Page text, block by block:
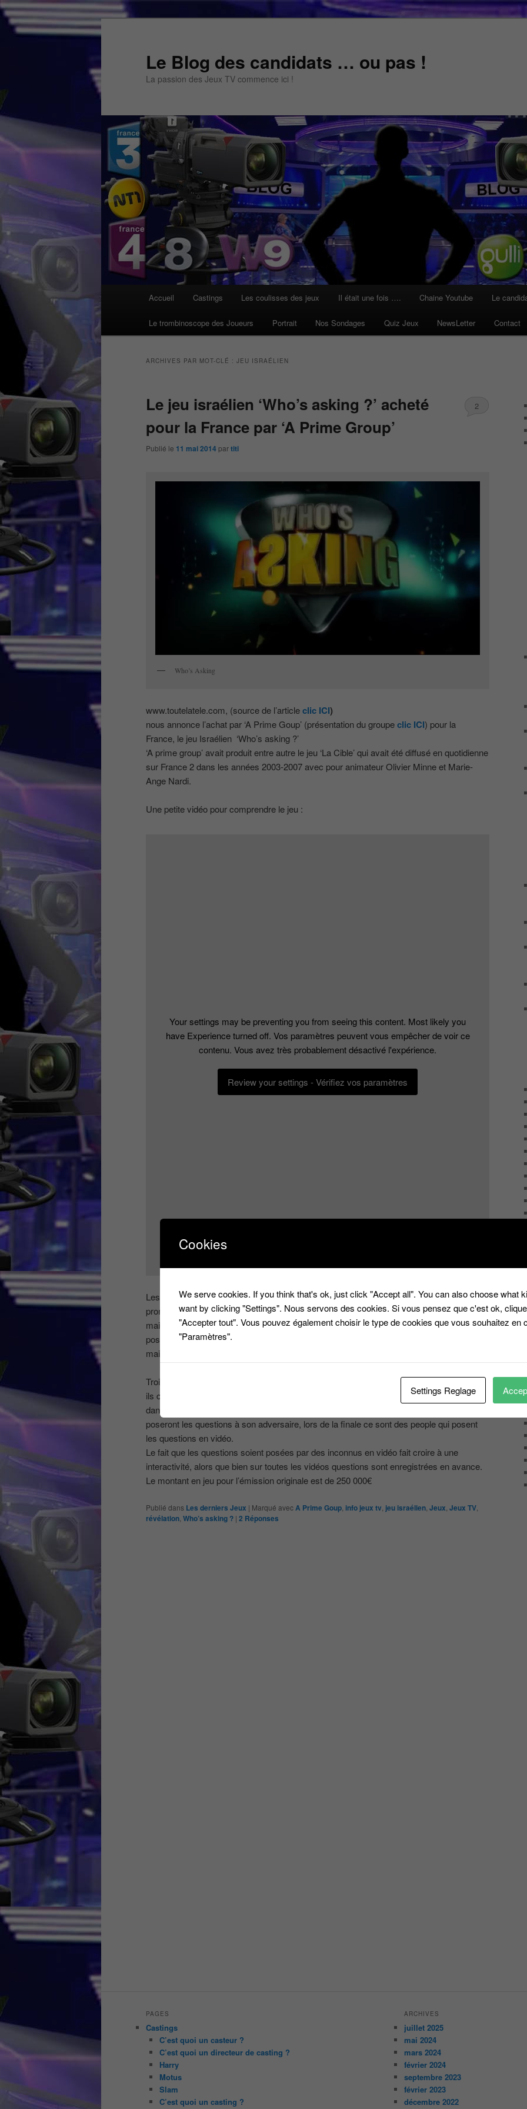
Aller
Aller
Le Blog des candidats … ou pas !
La passion des Jeux TV commence ici !
Accueil Castings Les coulisses des jeux Il était une fois …. Chaine Youtube Le
Le trombinoscope des Joueurs Portrait Nos Sondages Quiz Jeux NewsLetter Contact
ARCHIVES PAR MOT-CLÉ : JEU ISRAÉLIEN
Le jeu israélien ‘Who’s asking ?’ acheté
pour la France par ‘A Prime Group’
Publié le 11 mai 2014 partiti
2
Who’s Asking
www.toutelatele.com, (source de l’articleclic ICI)
nous annonce l’achat par ‘A Prime Goup’ (présentation du groupeclic ICI) pour la
France, le jeu Israélien ‘Who’s asking ?’
‘A prime group’ avait produit entre autre le jeu ‘La Cible’ qui avait été diffusé en quotidienne
sur France 2 dans les années 2003-2007 avec pour animateur Olivier Minne et Marie-
Ange Nardi.
Une petite vidéo pour comprendre le jeu :
Your settings may be preventing you from seeing this content. Most likely you
have Experience turned off. Vos paramètres peuvent vous empêcher de voir ce
contenu. Vous avez très probablement désactivé l'expérience.
Review your settings - Vérifiez vos paramètres
Les questions, ne sont plus posées par l’animateur qui regarde ses fiches ou un
prompteur,
mais par des personnes filmées dans leur vie courante, on peut penser qu’une question
posée par un enfant de 5 ans sera plus facile que celle d’un adulte …
mais pas sûr, attention au piège !
Trois candidats s’affrontent au début,
ils choisissent parmi les visages les personnes qui leur poseront les questions,
dans la deuxième manche, le candidats choisit parmi les visages les personnes qui
poseront les questions à son adversaire, lors de la finale ce sont des people qui posent
les questions en vidéo.
Le fait que les questions soient posées par des inconnus en vidéo fait croire à une
interactivité, alors que bien sur toutes les vidéos questions sont enregistrées en avance.
Le montant en jeu pour l’émission originale est de 250 000€
Publié dans Les derniers Jeux | Marqué avecA Prime Goup info jeux tv jeu israélien Jeux Jeux TV
révélation Who’s asking ? | 2 Réponses
PAGES
Castings
C’est quoi un casteur ?
C’est quoi un directeur de casting ?
Harry
Motus
Slam
C’est quoi un casting ?
ARCHIVES
juillet 2025
mai 2024
mars 2024
février 2024
septembre 2023
février 2023
décembre 2022
Cookies
We serve cookies. If you think that's ok, just click "Accept all". You can also choose what
want by clicking "Settings". Nous servons des cookies. Si vous pensez que c'est ok,
"Accepter tout". Vous pouvez également choisir le type de cookies que vous souhaitez en
"Paramètres".
Settings Reglage